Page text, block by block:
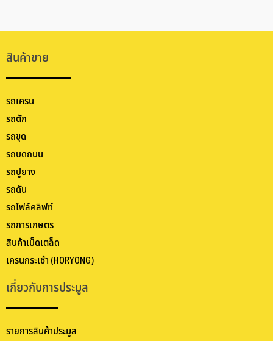
สินค้าขาย
รถเครน
รถตัก
รถขุด
รถบดถนน
รถปูยาง
รถดัน
รถโฟล์คลิฟท์
รถการเกษตร
สินค้าเบ็ดเตล็ด
เครนกระเช้า (HORYONG)
เกี่ยวกับการประมูล
รายการสินค้าประมูล